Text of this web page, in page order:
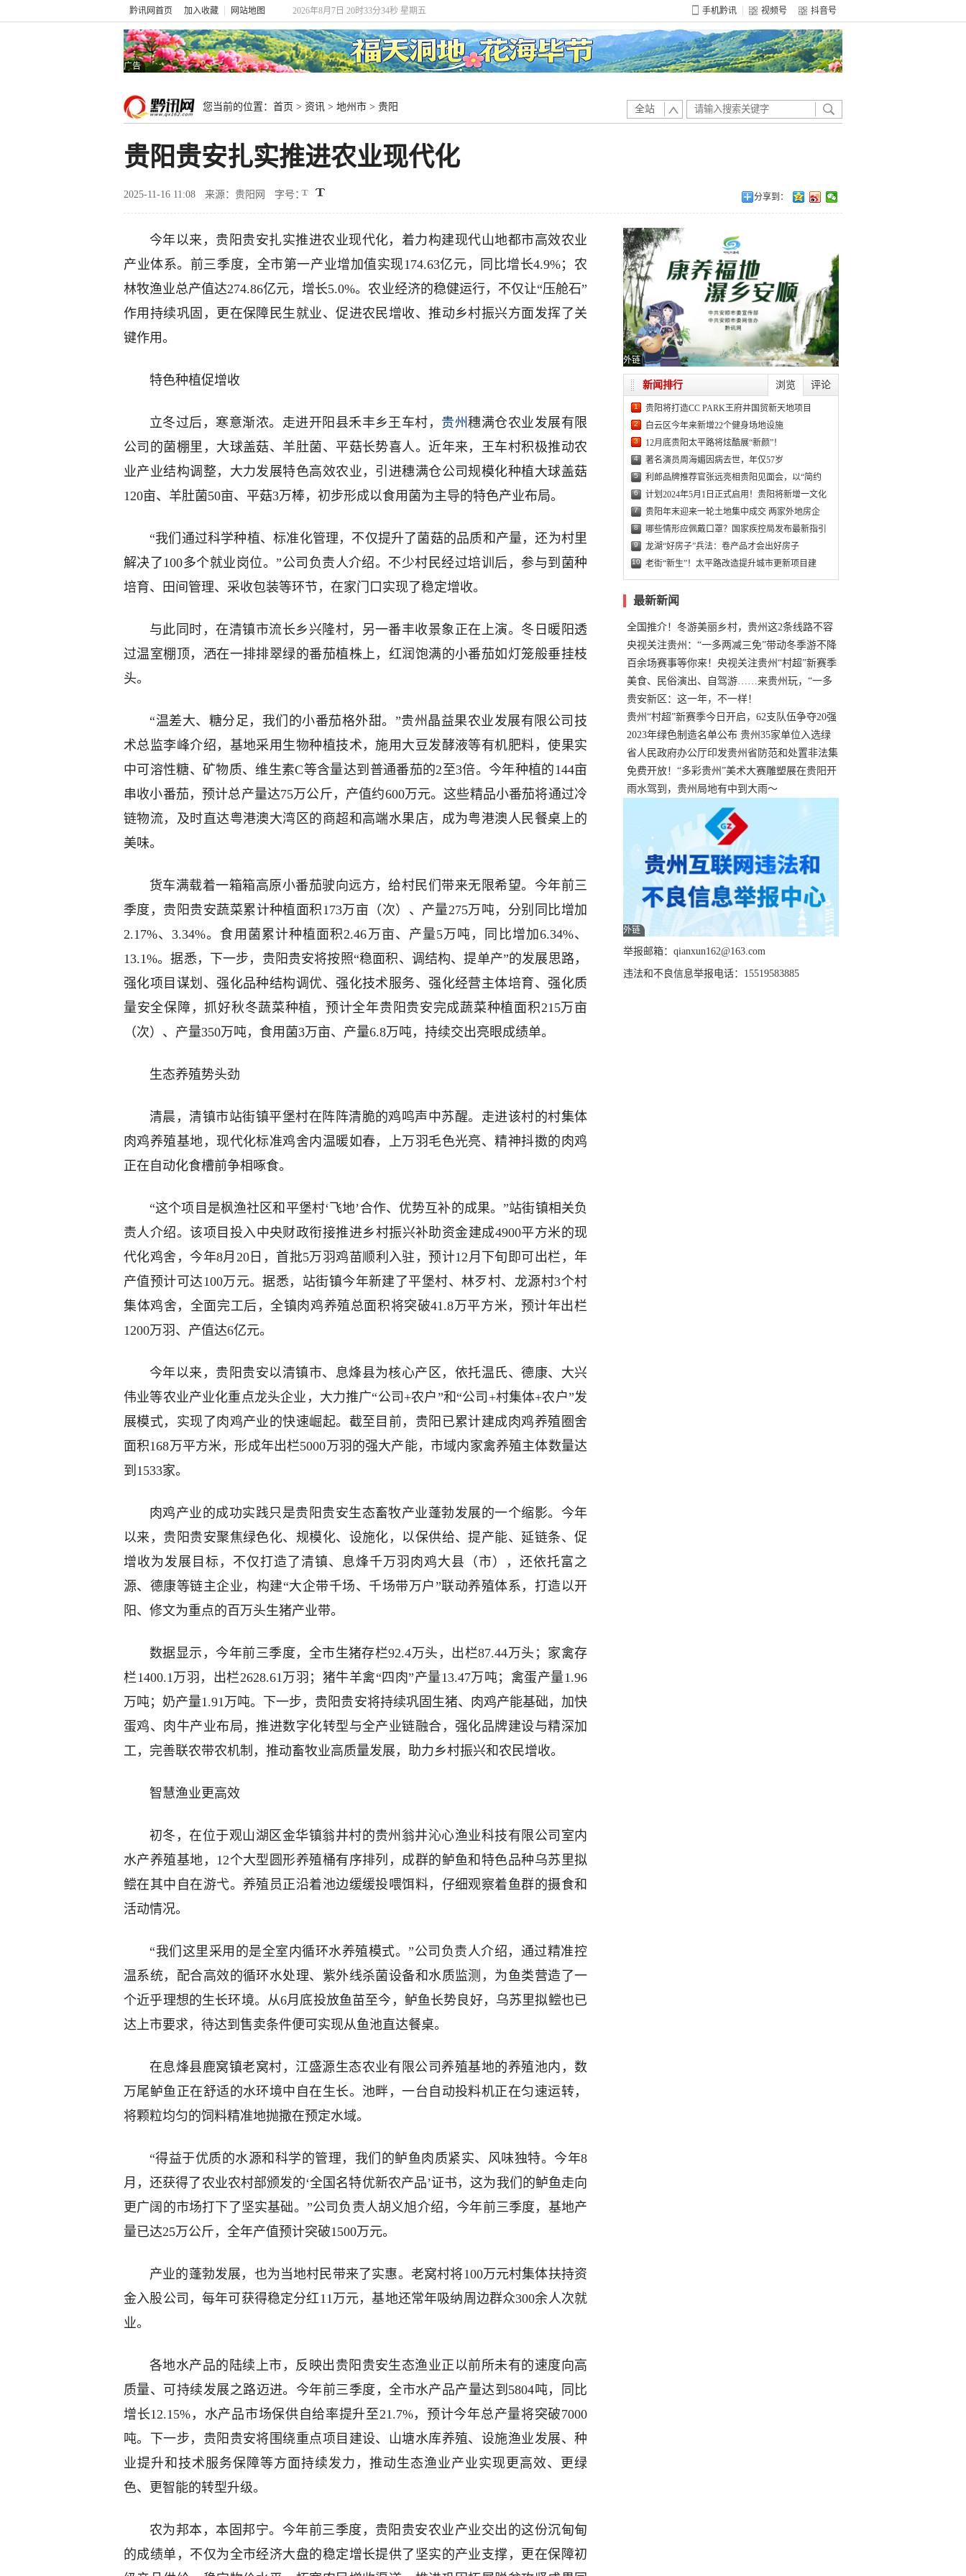
黔讯网首页 加入收藏 网站地图 2026年8月7日 20时33分35秒 星期五 手机黔讯 视频号 抖音号
广告
您当前的位置： 首页 > 资讯 > 地州市 > 贵阳 全站
贵阳贵安扎实推进农业现代化
2025-11-16 11:08 来源：贵阳网 字号： 分享到：
今年以来，贵阳贵安扎实推进农业现代化，着力构建现代山地都市高效农业
产业体系。前三季度，全市第一产业增加值实现174.63亿元，同比增长4.9%；农
林牧渔业总产值达274.86亿元，增长5.0%。农业经济的稳健运行，不仅让“压舱石”
作用持续巩固，更在保障民生就业、促进农民增收、推动乡村振兴方面发挥了关
键作用。
特色种植促增收
立冬过后，寒意渐浓。走进开阳县禾丰乡王车村， 贵州穗满仓农业发展有限
公司的菌棚里，大球盖菇、羊肚菌、平菇长势喜人。近年来，王车村积极推动农
业产业结构调整，大力发展特色高效农业，引进穗满仓公司规模化种植大球盖菇
120亩、羊肚菌50亩、平菇3万棒，初步形成以食用菌为主导的特色产业布局。
“我们通过科学种植、标准化管理，不仅提升了菌菇的品质和产量，还为村里
解决了100多个就业岗位。”公司负责人介绍。不少村民经过培训后，参与到菌种
培育、田间管理、采收包装等环节，在家门口实现了稳定增收。
与此同时，在清镇市流长乡兴隆村，另一番丰收景象正在上演。冬日暖阳透
过温室棚顶，洒在一排排翠绿的番茄植株上，红润饱满的小番茄如灯笼般垂挂枝
头。
“温差大、糖分足，我们的小番茄格外甜。”贵州晶益果农业发展有限公司技
术总监李峰介绍，基地采用生物种植技术，施用大豆发酵液等有机肥料，使果实
中可溶性糖、矿物质、维生素C等含量达到普通番茄的2至3倍。今年种植的144亩
串收小番茄，预计总产量达75万公斤，产值约600万元。这些精品小番茄将通过冷
链物流，及时直达粤港澳大湾区的商超和高端水果店，成为粤港澳人民餐桌上的
美味。
货车满载着一箱箱高原小番茄驶向远方，给村民们带来无限希望。今年前三
季度，贵阳贵安蔬菜累计种植面积173万亩（次）、产量275万吨，分别同比增加
2.17%、3.34%。食用菌累计种植面积2.46万亩、产量5万吨，同比增加6.34%、
13.1%。据悉，下一步，贵阳贵安将按照“稳面积、调结构、提单产”的发展思路，
强化项目谋划、强化品种结构调优、强化技术服务、强化经营主体培育、强化质
量安全保障，抓好秋冬蔬菜种植，预计全年贵阳贵安完成蔬菜种植面积215万亩
（次）、产量350万吨，食用菌3万亩、产量6.8万吨，持续交出亮眼成绩单。
生态养殖势头劲
清晨，清镇市站街镇平堡村在阵阵清脆的鸡鸣声中苏醒。走进该村的村集体
肉鸡养殖基地，现代化标准鸡舍内温暖如春，上万羽毛色光亮、精神抖擞的肉鸡
正在自动化食槽前争相啄食。
“这个项目是枫渔社区和平堡村‘飞地’合作、优势互补的成果。”站街镇相关负
责人介绍。该项目投入中央财政衔接推进乡村振兴补助资金建成4900平方米的现
代化鸡舍，今年8月20日，首批5万羽鸡苗顺利入驻，预计12月下旬即可出栏，年
产值预计可达100万元。据悉，站街镇今年新建了平堡村、林歹村、龙源村3个村
集体鸡舍，全面完工后，全镇肉鸡养殖总面积将突破41.8万平方米，预计年出栏
1200万羽、产值达6亿元。
今年以来，贵阳贵安以清镇市、息烽县为核心产区，依托温氏、德康、大兴
伟业等农业产业化重点龙头企业，大力推广“公司+农户”和“公司+村集体+农户”发
展模式，实现了肉鸡产业的快速崛起。截至目前，贵阳已累计建成肉鸡养殖圈舍
面积168万平方米，形成年出栏5000万羽的强大产能，市域内家禽养殖主体数量达
到1533家。
肉鸡产业的成功实践只是贵阳贵安生态畜牧产业蓬勃发展的一个缩影。今年
以来，贵阳贵安聚焦绿色化、规模化、设施化，以保供给、提产能、延链条、促
增收为发展目标，不仅打造了清镇、息烽千万羽肉鸡大县（市），还依托富之
源、德康等链主企业，构建“大企带千场、千场带万户”联动养殖体系，打造以开
阳、修文为重点的百万头生猪产业带。
数据显示，今年前三季度，全市生猪存栏92.4万头，出栏87.44万头；家禽存
栏1400.1万羽，出栏2628.61万羽；猪牛羊禽“四肉”产量13.47万吨；禽蛋产量1.96
万吨；奶产量1.91万吨。下一步，贵阳贵安将持续巩固生猪、肉鸡产能基础，加快
蛋鸡、肉牛产业布局，推进数字化转型与全产业链融合，强化品牌建设与精深加
工，完善联农带农机制，推动畜牧业高质量发展，助力乡村振兴和农民增收。
智慧渔业更高效
初冬，在位于观山湖区金华镇翁井村的贵州翁井沁心渔业科技有限公司室内
水产养殖基地，12个大型圆形养殖桶有序排列，成群的鲈鱼和特色品种乌苏里拟
鲿在其中自在游弋。养殖员正沿着池边缓缓投喂饵料，仔细观察着鱼群的摄食和
活动情况。
“我们这里采用的是全室内循环水养殖模式。”公司负责人介绍，通过精准控
温系统，配合高效的循环水处理、紫外线杀菌设备和水质监测，为鱼类营造了一
个近乎理想的生长环境。从6月底投放鱼苗至今，鲈鱼长势良好，乌苏里拟鲿也已
达上市要求，待达到售卖条件便可实现从鱼池直达餐桌。
在息烽县鹿窝镇老窝村，江盛源生态农业有限公司养殖基地的养殖池内，数
万尾鲈鱼正在舒适的水环境中自在生长。池畔，一台自动投料机正在匀速运转，
将颗粒均匀的饲料精准地抛撒在预定水域。
“得益于优质的水源和科学的管理，我们的鲈鱼肉质紧实、风味独特。今年8
月，还获得了农业农村部颁发的‘全国名特优新农产品’证书，这为我们的鲈鱼走向
更广阔的市场打下了坚实基础。”公司负责人胡义旭介绍，今年前三季度，基地产
量已达25万公斤，全年产值预计突破1500万元。
产业的蓬勃发展，也为当地村民带来了实惠。老窝村将100万元村集体扶持资
金入股公司，每年可获得稳定分红11万元，基地还常年吸纳周边群众300余人次就
业。
各地水产品的陆续上市，反映出贵阳贵安生态渔业正以前所未有的速度向高
质量、可持续发展之路迈进。今年前三季度，全市水产品产量达到5804吨，同比
增长12.15%，水产品市场保供自给率提升至21.7%，预计今年总产量将突破7000
吨。下一步，贵阳贵安将围绕重点项目建设、山塘水库养殖、设施渔业发展、种
业提升和技术服务保障等方面持续发力，推动生态渔业产业实现更高效、更绿
色、更智能的转型升级。
农为邦本，本固邦宁。今年前三季度，贵阳贵安农业产业交出的这份沉甸甸
的成绩单，不仅为全市经济大盘的稳定增长提供了坚实的产业支撑，更在保障初
外链
浏览 评论
新闻排行
1 贵阳将打造CC PARK王府井国贸新天地项目
2 白云区今年来新增22个健身场地设施
3 12月底贵阳太平路将炫酷展“新颜”！
4 著名演员周海媚因病去世，年仅57岁
5 利郎品牌推荐官张远亮相贵阳见面会，以“简约
6 计划2024年5月1日正式启用！贵阳将新增一文化
7 贵阳年末迎来一轮土地集中成交 两家外地房企
8 哪些情形应佩戴口罩？国家疾控局发布最新指引
9 龙湖“好房子”兵法：卷产品才会出好房子
10 老街“新生”！太平路改造提升城市更新项目建
最新新闻
全国推介！冬游美丽乡村，贵州这2条线路不容
错过
央视关注贵州：“一多两减三免”带动冬季游不降
温
百余场赛事等你来！央视关注贵州“村超”新赛季
正式“打响”
美食、民俗演出、自驾游……来贵州玩，“一多
两减三免”！
贵安新区：这一年，不一样！
贵州“村超”新赛季今日开启，62支队伍争夺20强
名额
2023年绿色制造名单公布 贵州35家单位入选绿
色工厂
省人民政府办公厅印发贵州省防范和处置非法集
资工作实施细则
免费开放！“多彩贵州”美术大赛雕塑展在贵阳开
展，持续至1月19日
雨水驾到，贵州局地有中到大雨～
外链
举报邮箱：qianxun162@163.com
违法和不良信息举报电话：15519583885